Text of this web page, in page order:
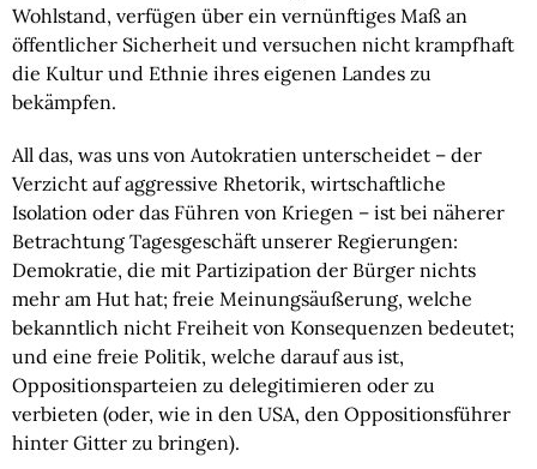
Wohlstand, verfügen über ein vernünftiges Maß an
öffentlicher Sicherheit und versuchen nicht krampfhaft
die Kultur und Ethnie ihres eigenen Landes zu
bekämpfen.
All das, was uns von Autokratien unterscheidet – der
Verzicht auf aggressive Rhetorik, wirtschaftliche
Isolation oder das Führen von Kriegen – ist bei näherer
Betrachtung Tagesgeschäft unserer Regierungen:
Demokratie, die mit Partizipation der Bürger nichts
mehr am Hut hat; freie Meinungsäußerung, welche
bekanntlich nicht Freiheit von Konsequenzen bedeutet;
und eine freie Politik, welche darauf aus ist,
Oppositionsparteien zu delegitimieren oder zu
verbieten (oder, wie in den USA, den Oppositionsführer
hinter Gitter zu bringen).